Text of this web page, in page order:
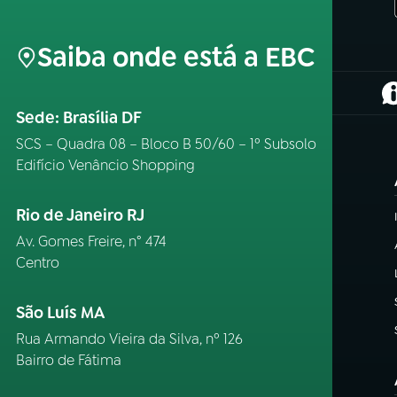
Saiba onde está a EBC
Sede: Brasília DF
SCS – Quadra 08 – Bloco B 50/60 – 1º Subsolo
Edifício Venâncio Shopping
Rio de Janeiro RJ
Av. Gomes Freire, n° 474
Centro
São Luís MA
Rua Armando Vieira da Silva, nº 126
Bairro de Fátima